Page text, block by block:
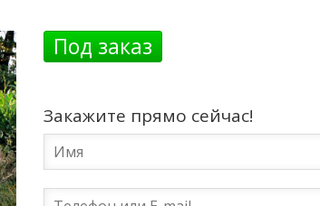
Под заказ
Закажите прямо сейчас!